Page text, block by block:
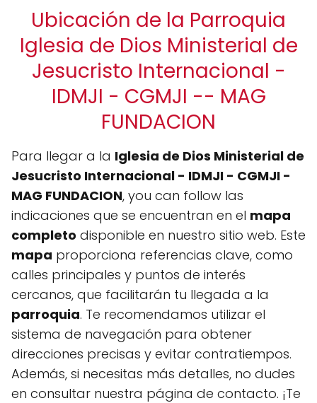
Ubicación de la Parroquia
Iglesia de Dios Ministerial de
Jesucristo Internacional -
IDMJI - CGMJI -- MAG
FUNDACION
Para llegar a la Iglesia de Dios Ministerial de
Jesucristo Internacional - IDMJI - CGMJI -
MAG FUNDACION, you can follow las
indicaciones que se encuentran en el mapa
completo disponible en nuestro sitio web. Este
mapa proporciona referencias clave, como
calles principales y puntos de interés
cercanos, que facilitarán tu llegada a la
parroquia. Te recomendamos utilizar el
sistema de navegación para obtener
direcciones precisas y evitar contratiempos.
Además, si necesitas más detalles, no dudes
en consultar nuestra página de contacto. ¡Te